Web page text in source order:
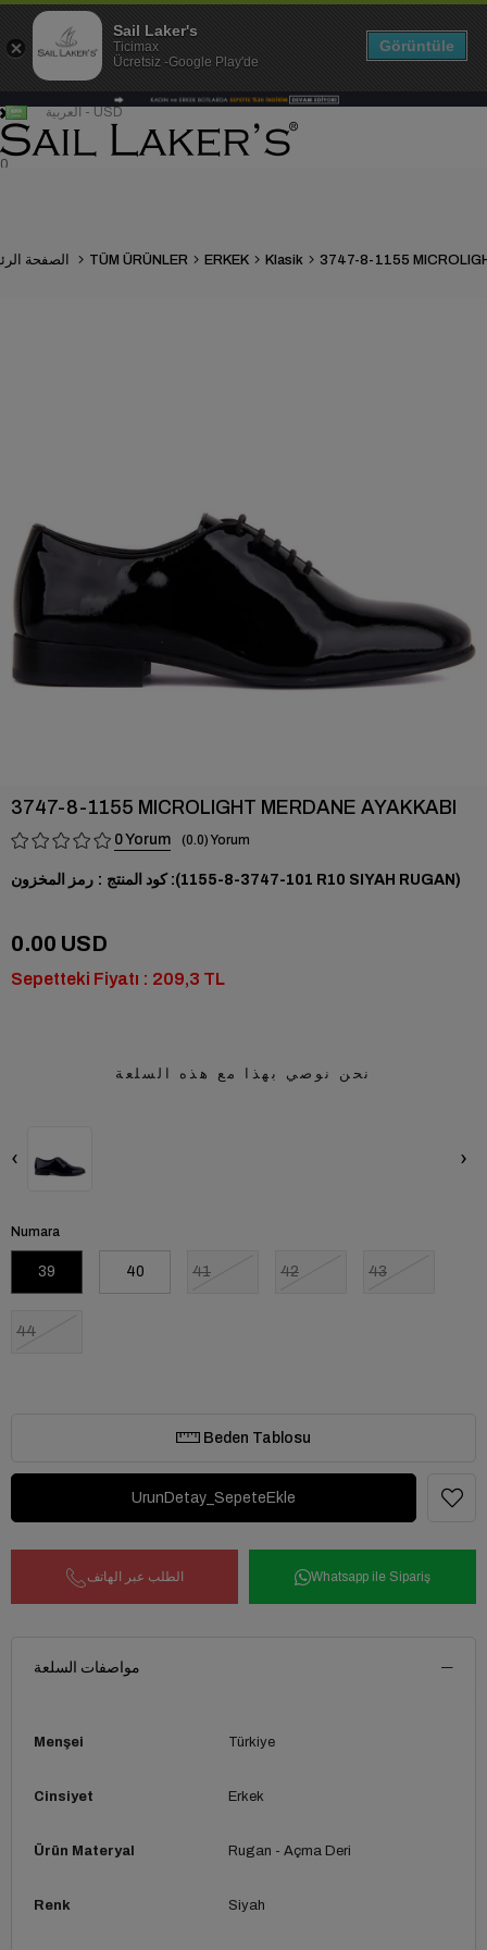
العربية - USD
0
TÜM ÜRÜNLER ERKEK Klasik
3747-8-1155 MICROLIGHT MERDANE AYAKKABI
0 0.0
رمز المخزون (101-3747-8-1155 R10 SIYAH RUGAN)
0.00 USD
Sepetteki Fiyatı : 209,3 TL
نحن نوصي بهذا مع هذه السلعة
‹ ›
Numara
39 40 41 42 43
44
Beden Tablosu
الطلب عبر الهاتف Whatsapp ile Sipariş
مواصفات السلعة
Menşei Türkiye
Cinsiyet Erkek
Ürün Materyal Rugan - Açma Deri
Renk Siyah
Sail Laker's
Ticimax
Ücretsiz -Google Play'de
Görüntüle